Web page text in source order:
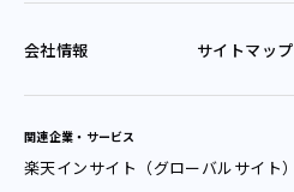
会社情報 サイトマップ
関連企業・サービス
楽天インサイト（グローバルサイト）